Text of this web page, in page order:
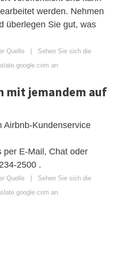
werden. Nehmen
überlegen Sie gut, was
Quelle | Sehen Sie sich die
an
mit jemandem auf
Airbnb-Kundenservice
per E-Mail, Chat oder
2500 .
Quelle | Sehen Sie sich die
an